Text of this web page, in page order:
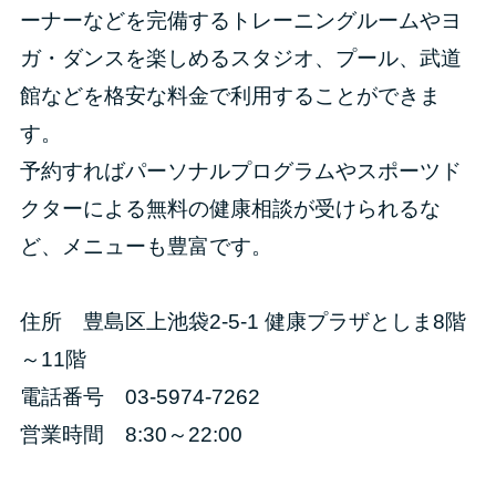
ーナーなどを完備するトレーニングルームやヨ
ガ・ダンスを楽しめるスタジオ、プール、武道
館などを格安な料金で利用することができま
す。
予約すればパーソナルプログラムやスポーツド
クターによる無料の健康相談が受けられるな
ど、メニューも豊富です。
住所 豊島区上池袋2-5-1 健康プラザとしま8階
～11階
電話番号 03-5974-7262
営業時間 8:30～22:00